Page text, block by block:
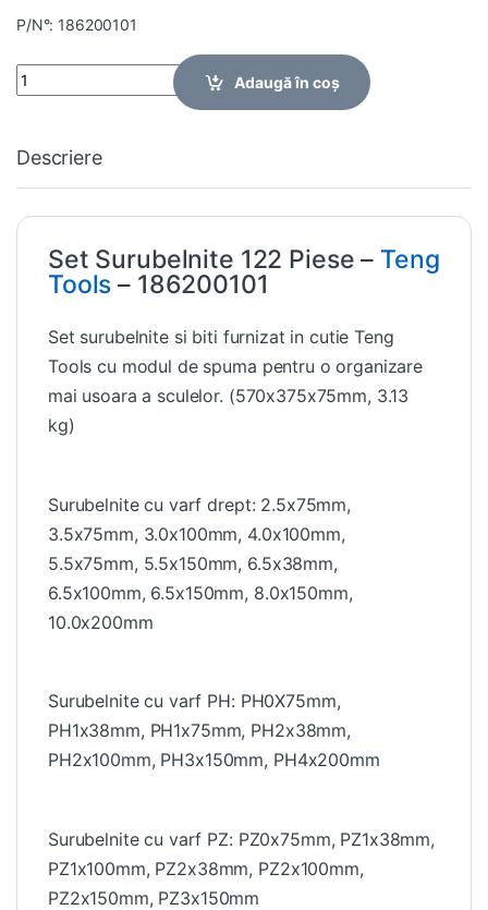
P/N°: 186200101
Quantity
Adaugă în coș
Descriere
Set Surubelnite 122 Piese – Teng
Tools – 186200101
Set surubelnite si biti furnizat in cutie Teng
Tools cu modul de spuma pentru o organizare
mai usoara a sculelor. (570x375x75mm, 3.13
kg)
Surubelnite cu varf drept: 2.5x75mm,
3.5x75mm, 3.0x100mm, 4.0x100mm,
5.5x75mm, 5.5x150mm, 6.5x38mm,
6.5x100mm, 6.5x150mm, 8.0x150mm,
10.0x200mm
Surubelnite cu varf PH: PH0X75mm,
PH1x38mm, PH1x75mm, PH2x38mm,
PH2x100mm, PH3x150mm, PH4x200mm
Surubelnite cu varf PZ: PZ0x75mm, PZ1x38mm,
PZ1x100mm, PZ2x38mm, PZ2x100mm,
PZ2x150mm, PZ3x150mm